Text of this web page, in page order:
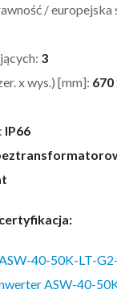
/ europejska
3
x wys.) [mm]: 670
IP66
40-50K-LT-
ASW-40-